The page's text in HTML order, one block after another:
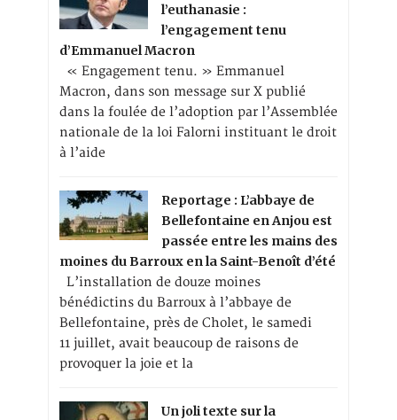
l’euthanasie :
l’engagement tenu
d’Emmanuel Macron
« Engagement tenu. » Emmanuel
Macron, dans son message sur X publié
dans la foulée de l’adoption par l’Assemblée
nationale de la loi Falorni instituant le droit
à l’aide
Reportage : L’abbaye de
Bellefontaine en Anjou est
passée entre les mains des
moines du Barroux en la Saint-Benoît d’été
L’installation de douze moines
bénédictins du Barroux à l’abbaye de
Bellefontaine, près de Cholet, le samedi
11 juillet, avait beaucoup de raisons de
provoquer la joie et la
Un joli texte sur la